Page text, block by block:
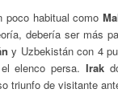
poco habitual como
debería ser más
y Uzbekistán con 4
elenco persa.Irak
triunfo de visitante